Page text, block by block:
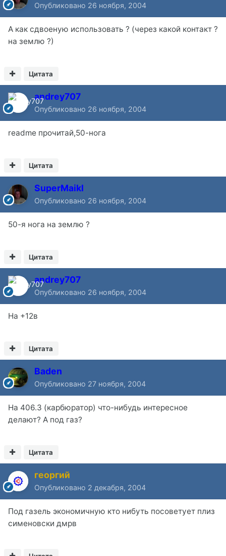
Опубликовано 26 ноября, 2004
А как сдвоеную использовать ? (через какой контакт ?
на землю ?)
Цитата
andrey707
Опубликовано 26 ноября, 2004
readme прочитай,50-нога
Цитата
SuperMaikl
Опубликовано 26 ноября, 2004
50-я нога на землю ?
Цитата
andrey707
Опубликовано 26 ноября, 2004
На +12в
Цитата
Baden
Опубликовано 27 ноября, 2004
На 406.3 (карбюратор) что-нибудь интересное
делают? А под газ?
Цитата
георгий
Опубликовано 2 декабря, 2004
Под газель экономичную кто нибуть посоветует плиз
сименовски дмрв